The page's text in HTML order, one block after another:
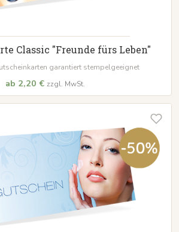
Classic "Freunde fürs Leben"
garantiert stempelgeeignet
ab 2,20 € zzgl. MwSt.